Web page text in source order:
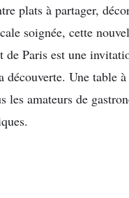
plats à partager,
soignée, cette
de Paris est une
Une table à
les amateurs de